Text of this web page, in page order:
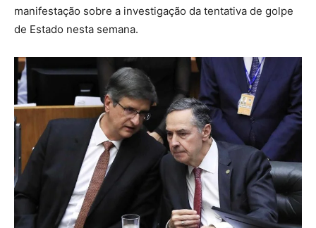
manifestação sobre a investigação da tentativa de golpe
de Estado nesta semana.